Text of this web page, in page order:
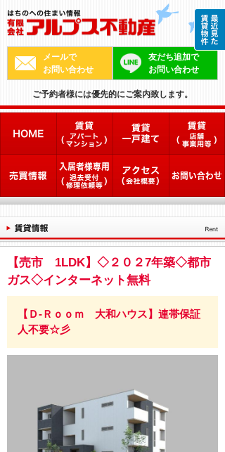
メールで
お問い合わせ
友だち追加で
お問い合わせ
ご予約者様には優先的にご案内致します。
【売市 1LDK】◇２０２7年築◇都市
ガス◇インターネット無料
【Ｄ-Ｒｏｏｍ 大和ハウス】連帯保証
人不要☆彡